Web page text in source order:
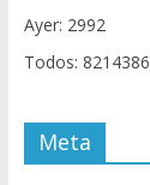
Ayer: 2992
Todos: 8214386
Meta